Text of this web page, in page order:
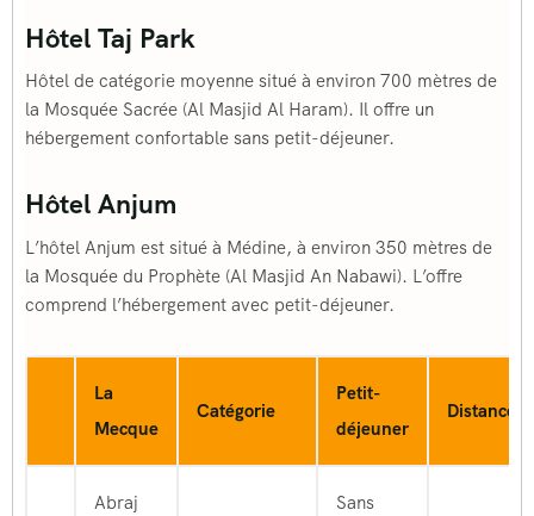
Hôtel Taj Park
Hôtel de catégorie moyenne situé à environ 700 mètres de
la Mosquée Sacrée (Al Masjid Al Haram). Il offre un
hébergement confortable sans petit-déjeuner.
Hôtel Anjum
L’hôtel Anjum est situé à Médine, à environ 350 mètres de
la Mosquée du Prophète (Al Masjid An Nabawi). L’offre
comprend l’hébergement avec petit-déjeuner.
La
Mecque
Catégorie
Petit-
déjeuner
Distance
Abraj
Sans